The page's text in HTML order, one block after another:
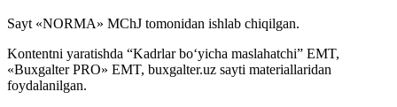
Sayt «NORMA» MChJ tomonidan ishlab chiqilgan.
Kontentni yaratishda “Kadrlar boʻyicha maslahatchi” EMT,
«Buxgalter PRO» EMT, buxgalter.uz sayti materiallaridan
foydalanilgan.